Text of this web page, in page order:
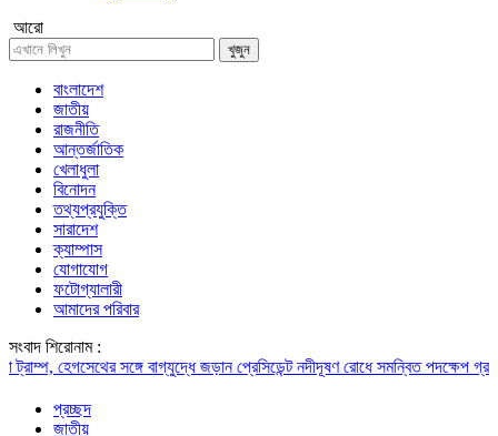
আরো
খুজুন
বাংলাদেশ
জাতীয়
রাজনীতি
আন্তর্জাতিক
খেলাধুলা
বিনোদন
তথ্যপ্রযুক্তি
সারাদেশ
ক্যাম্পাস
যোগাযোগ
ফটোগ্যালারী
আমাদের পরিবার
সংবাদ শিরোনাম :
হেগসেথের সঙ্গে বাগ্‌যুদ্ধে জড়ান প্রেসিডেন্টনদীদূষণ রোধে সমন্বিত পদক্ষেপ গ্রহণে
প্রচ্ছদ
জাতীয়